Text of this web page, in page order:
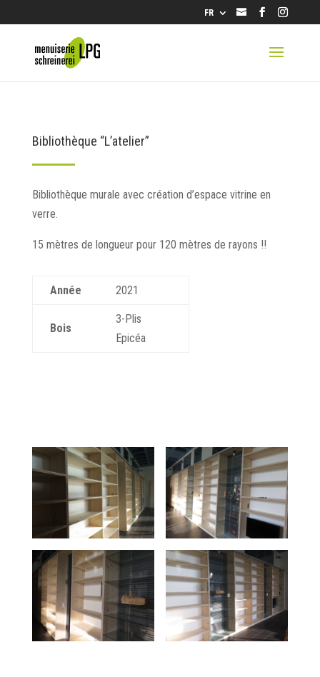
info@lpg.ch
FR
Bibliothèque “L’atelier”
Bibliothèque murale avec création d’espace vitrine en
verre.
15 mètres de longueur pour 120 mètres de rayons !!
Année 2021
Bois
3-Plis
Epicéa